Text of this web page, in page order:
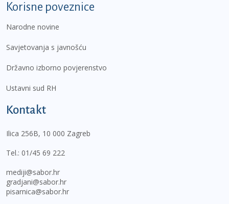
Korisne poveznice
Narodne novine
Savjetovanja s javnošću
Državno izborno povjerenstvo
Ustavni sud RH
Kontakt
Ilica 256B, 10 000 Zagreb
Tel.: 01/45 69 222
mediji@sabor.hr
gradjani@sabor.hr
pisarnica@sabor.hr